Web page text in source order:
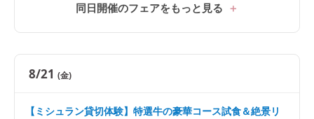
同日開催のフェアをもっと見る
8/21 (金)
【ミシュラン貸切体験】特選牛の豪華コース試食＆絶景リ